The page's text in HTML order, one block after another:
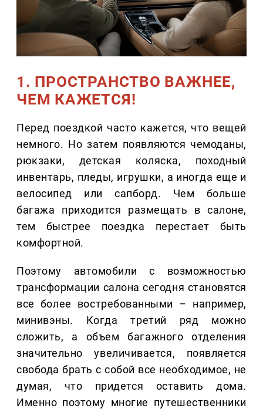
1. ПРОСТРАНСТВО ВАЖНЕЕ,
ЧЕМ КАЖЕТСЯ!
Перед поездкой часто кажется, что вещей
немного. Но затем появляются чемоданы,
рюкзаки, детская коляска, походный
инвентарь, пледы, игрушки, а иногда еще и
велосипед или сапборд. Чем больше
багажа приходится размещать в салоне,
тем быстрее поездка перестает быть
комфортной.
Поэтому автомобили с возможностью
трансформации салона сегодня становятся
все более востребованными – например,
минивэны. Когда третий ряд можно
сложить, а объем багажного отделения
значительно увеличивается, появляется
свобода брать с собой все необходимое, не
думая, что придется оставить дома.
Именно поэтому многие путешественники